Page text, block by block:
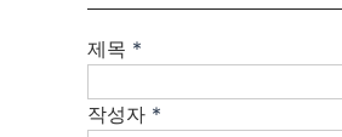
제목 *
작성자 *